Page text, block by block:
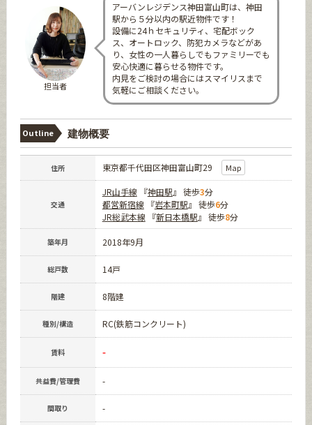
担当者
アーバンレジデンス神田富山町は、神田
駅から５分以内の駅近物件です！
設備に24ｈセキュリティ、宅配ボック
ス、オートロック、防犯カメラなどがあ
り、女性の一人暮らしでもファミリーでも
安心快適に暮らせる物件です。
内見をご検討の場合にはスマイリスまで
気軽にご相談ください。
Outline 建物概要
住所 東京都千代田区神田富山町29 Map
交通
JR山手線『神田駅』 徒歩3分
都営新宿線『岩本町駅』 徒歩6分
JR総武本線『新日本橋駅』 徒歩8分
築年月 2018年9月
総戸数 14戸
階建 8階建
種別/構造 RC(鉄筋コンクリート)
賃料 -
共益費/管理費 -
間取り -